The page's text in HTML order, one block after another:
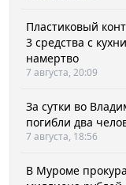
Пластиковый
3 средства с
намертво
7 августа, 20:09
За сутки во
погибли два
7 августа, 18:56
В Муроме